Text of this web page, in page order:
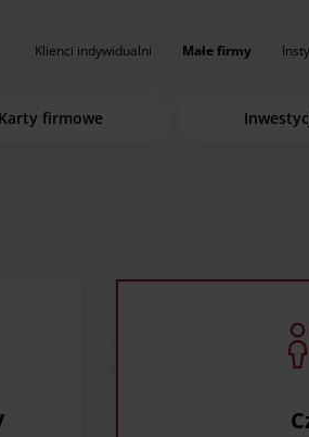
Klienci indywidualni Małe firmy
Karty firmowe